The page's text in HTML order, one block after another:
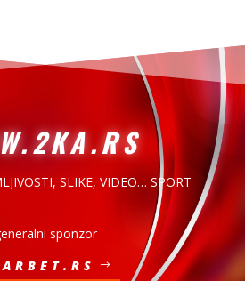
SLIKE, VIDEO… SPORT
sponzor